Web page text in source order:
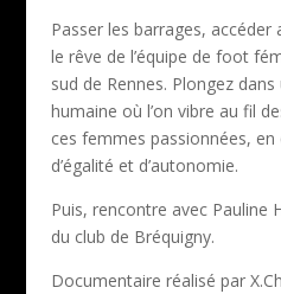
Passer les barrages,
le rêve de l’équipe de foot
sud de Rennes. Plongez
humaine où l’on vibre au fil
ces femmes passionnées,
d’égalité et d’autonomie.
Puis, rencontre avec Pauline
du club de Bréquigny.
Documentaire réalisé par